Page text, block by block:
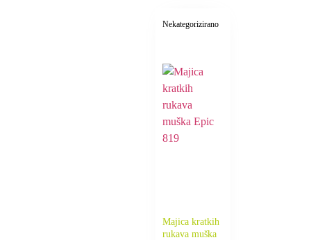
Nekategorizirano
Majica kratkih
rukava muška